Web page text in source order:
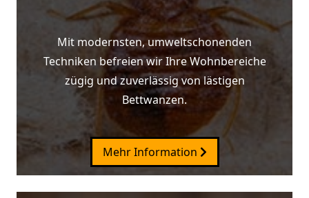
Mit modernsten, umweltschonenden
Techniken befreien wir Ihre Wohnbereiche
zügig und zuverlässig von lästigen
Bettwanzen.
Mehr Information